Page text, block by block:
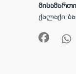
ქალაქი